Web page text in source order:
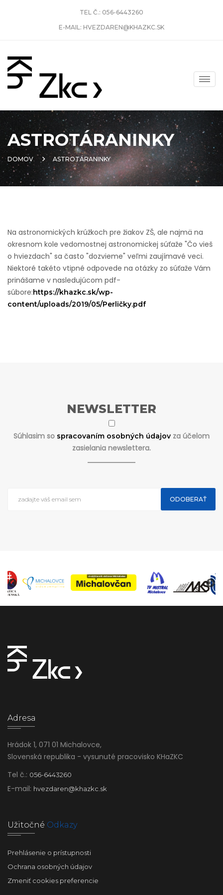
TEL Č.: 056-6443260
E-MAIL: HVEZDAREN@KHAZKC.SK
ASTROTÁRANINKY
DOMOV ASTROTÁRANINKY
Na astronomických krúžkoch pre žiakov ZŠ, ale najmä na
okresnom kole vedomostnej astronomickej súťaže "Čo vieš
o hviezdach" sa často "dozvieme" veľmi zaujímavé veci.
Niektoré takéto vtipné odpovede na otázky zo súťaže Vám
prinášame v nasledujúcom pdf-
súbore:https://khazkc.sk/wp-
content/uploads/2019/05/Perličky.pdf
NEWSLETTER
Súhlasim so spracovaním osobných údajov za účelom
zasielania newslettera.
ODOBERAŤ
Adresa
Hrádok 1, 071 01 Michalovce,
Slovenská republika - vysunuté pracovisko KHaZKC
Tel č.: 056-6443260
E-mail: hvezdaren@khazkc.sk
Užitočné Odkazy
Prehlásenie o prístupnosti
Ochrana osobných údajov
Zmeniť cookies preferencie